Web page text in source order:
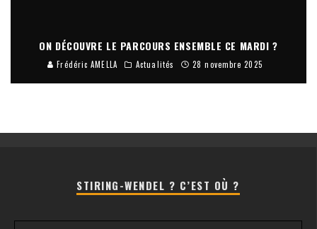
ON DÉCOUVRE LE PARCOURS ENSEMBLE CE MARDI ?
Frédéric AMELLA Actualités 28 novembre 2025
STIRING-WENDEL ? C’EST OÙ ?